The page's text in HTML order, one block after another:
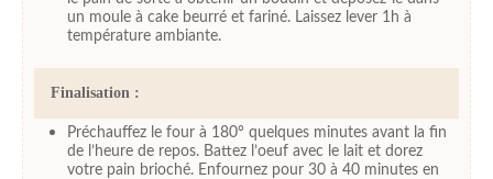
un moule à cake beurré et fariné. Laissez lever 1h à
température ambiante.
Finalisation :
Préchauffez le four à 180° quelques minutes avant la fin
de l’heure de repos. Battez l’oeuf avec le lait et dorez
votre pain brioché. Enfournez pour 30 à 40 minutes en